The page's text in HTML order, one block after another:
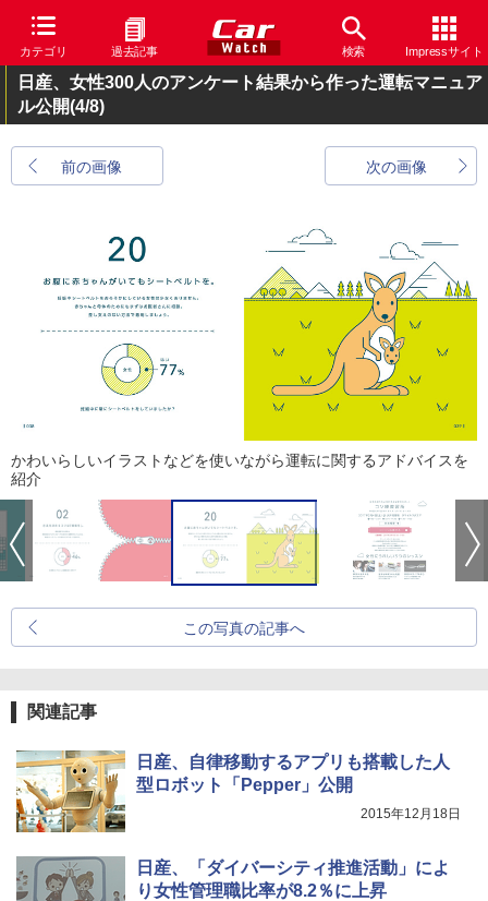
カテゴリ 過去記事 検索 Impressサイト
日産、女性300人のアンケート結果から作った運転マニュア
ル公開(4/8)
前の画像 次の画像
かわいらしいイラストなどを使いながら運転に関するアドバイスを
紹介
この写真の記事へ
関連記事
日産、自律移動するアプリも搭載した人
型ロボット「Pepper」公開
2015年12月18日
日産、「ダイバーシティ推進活動」によ
り女性管理職比率が8.2％に上昇